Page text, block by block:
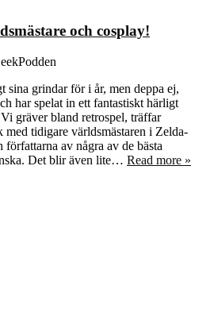
och cosplay!
sina grindar för i år, men deppa ej,
har spelat in ett fantastiskt härligt
gräver bland retrospel, träffar
med tidigare världsmästaren i Zelda-
författarna av några av de bästa
Det blir även lite… Read more »